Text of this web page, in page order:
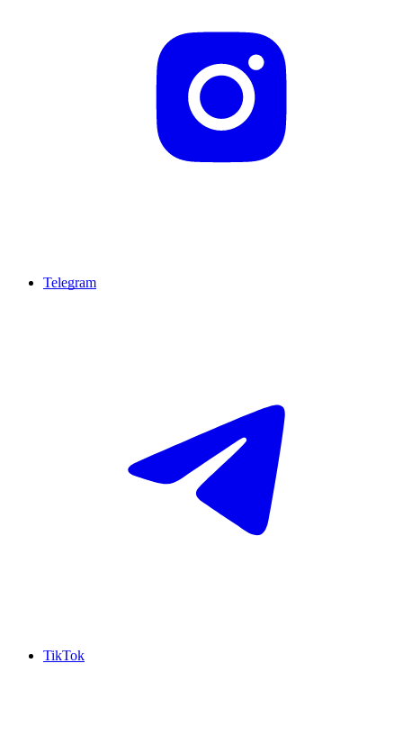
Telegram
TikTok